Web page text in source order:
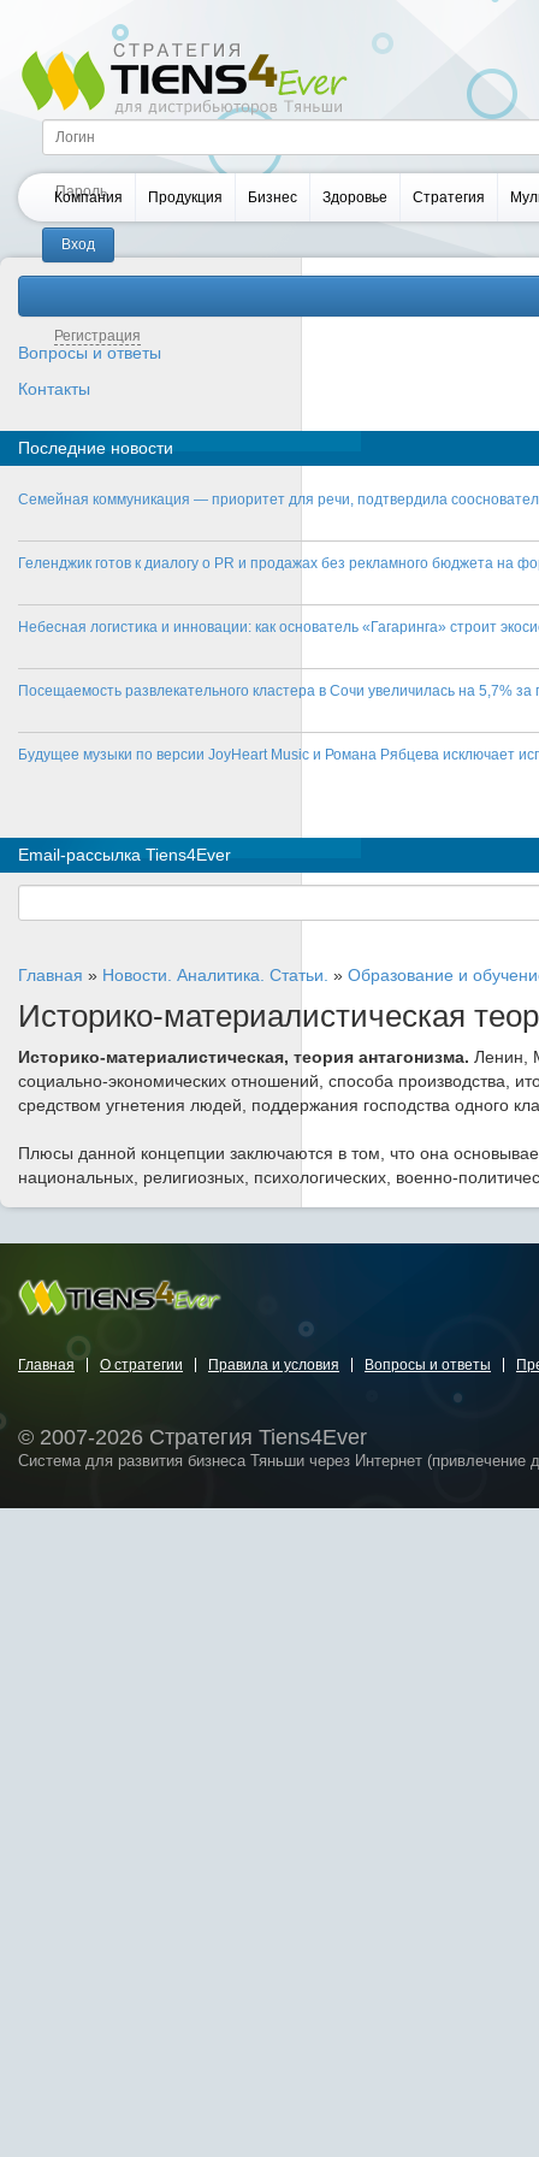
Регистрация
Компания Продукция Бизнес Здоровье Стратегия
Вопросы и ответы
Контакты
Последние новости
Семейная коммуникация — приоритет для речи, подтвердила
Геленджик готов к диалогу о PR и продажах без рекламного бюджета на
Небесная логистика и инновации: как основатель «Гагаринга» строит
Посещаемость развлекательного кластера в Сочи увеличилась на 5,7% за
Будущее музыки по версии JoyHeart Music и Романа Рябцева исключает
Email-рассылка Tiens4Ever
Главная » Новости. Аналитика. Статьи. » Образование и
Историко-материалистическая
Историко-материалистическая, теория антагонизма. Ленин,
социально-экономических отношений, способа производства,
средством угнетения людей, поддержания господства одного
Плюсы данной концепции заключаются в том, что она
национальных, религиозных, психологических, военно-
Главная О стратегии Правила и условия Вопросы и ответы
© 2007-2026 Стратегия Tiens4Ever
Система для развития бизнеса Тяньши через Интернет (привлечение